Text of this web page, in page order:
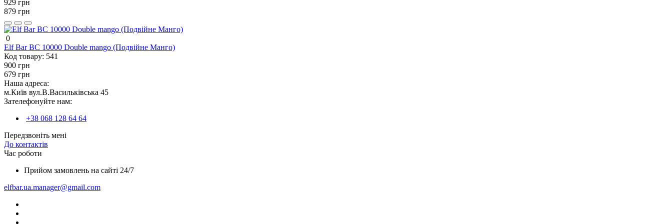
929 грн
879 грн
0
Elf Bar BC 10000 Double mango (Подвійне Манго)
Код товару: 541
900 грн
679 грн
Наша адреса:
м.Київ вул.В.Васильківська 45
Зателефонуйте нам:
+38 068 128 64 64
Передзвоніть мені
До контактів
Час роботи
Прийом замовлень на сайті 24/7
elfbar.ua.manager@gmail.com